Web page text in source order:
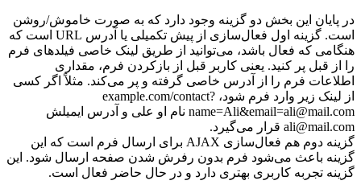
در پایان این بخش دو گزینه وجود دارد که به صورت خاموش/روشن
است. گزینه اول فعال‌سازی از پیش تکمیلی یا آدرس URL است که
هنگامی که فعال باشد، می‌توانید از طریق لینک خاصی فیلدهای فرم
را از قبل پر کنید. یعنی کاربر قبل از بازکردن فرم، مقداری
اطلاعات فرم را از آدرس خاصی گرفته و پر می‌کند. مثلاً اگر کسی
از لینک زیر وارد فرم شود، example.com/contact?
name=Ali&email=ali@mail.com نام او علی و آدرس ایمیلش
ali@mail.com قرار می‌گیرد.
گزینه دوم هم فعال‌سازی AJAX برای ارسال فرم است که این
گزینه باعث می‌شود فرم بدون رفرش‌ شدن صفحه ارسال شود. این
گزینه تجربه کاربری بهتری دارد و در حال حاضر فعال است.